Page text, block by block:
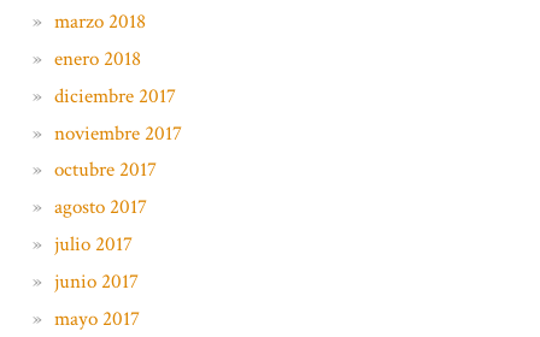
marzo 2018
enero 2018
diciembre 2017
noviembre 2017
octubre 2017
agosto 2017
julio 2017
junio 2017
mayo 2017